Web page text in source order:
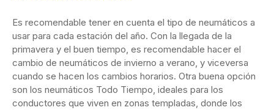
Es recomendable tener en cuenta el tipo de neumáticos a
usar para cada estación del año. Con la llegada de la
primavera y el buen tiempo, es recomendable hacer el
cambio de neumáticos de invierno a verano, y viceversa
cuando se hacen los cambios horarios. Otra buena opción
son los neumáticos Todo Tiempo, ideales para los
conductores que viven en zonas templadas, donde los